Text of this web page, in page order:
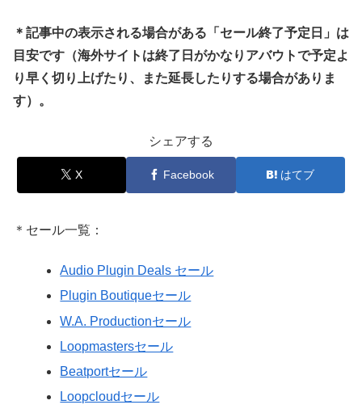
＊記事中の表示される場合がある「セール終了予定日」は
目安です（海外サイトは終了日がかなりアバウトで予定よ
り早く切り上げたり、また延長したりする場合がありま
す）。
シェアする
X Facebook はてブ
＊セール一覧：
Audio Plugin Deals セール
Plugin Boutiqueセール
W.A. Productionセール
Loopmastersセール
Beatportセール
Loopcloudセール